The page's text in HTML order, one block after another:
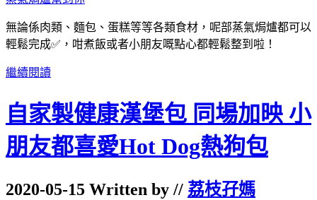
無論係肉類、麵包、蛋糕等等各類食材，呢部蒸氣焗爐都可以
輕鬆完成✅，咁煮飯或者小朋友嘅點心都輕鬆整到啦！
繼續閱讀
自家製健康漢堡包 同場加映 小
朋友都喜愛Hot Dog熱狗包
2020-05-15 Written by // 荔枝孖媽